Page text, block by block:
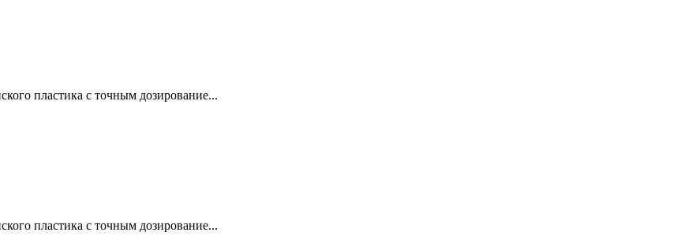
пластика с точным дозирование...
пластика с точным дозирование...